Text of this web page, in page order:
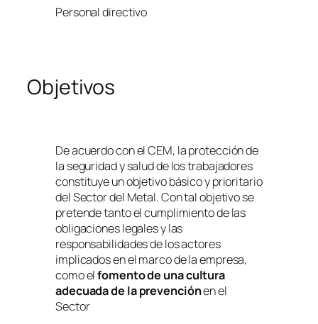
Personal directivo
Objetivos
De acuerdo con el CEM, la protección de
la seguridad y salud de los trabajadores
constituye un objetivo básico y prioritario
del Sector del Metal. Con tal objetivo se
pretende tanto el cumplimiento de las
obligaciones legales y las
responsabilidades de los actores
implicados en el marco de la empresa,
como elfomento de una cultura
adecuada de la prevenciónen el
Sector